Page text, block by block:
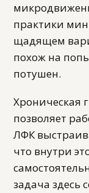
практики
щадящем
похож на
потушен.
Хроническая
позволяет
ЛФК
что внутри
задача здесь